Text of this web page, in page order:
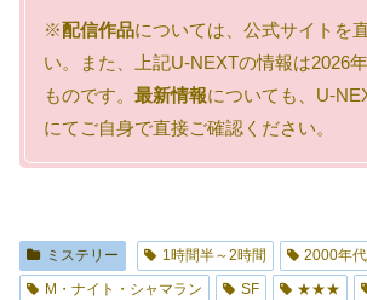
※配信作品については、公式サイトを
い。また、上記U-NEXTの情報は2026
ものです。 最新情報についても、U-
にてご自身で直接ご確認ください。
ミステリー 1時間半～2時間
2000年代
M・ナイト・シャマラン
SF ★★★